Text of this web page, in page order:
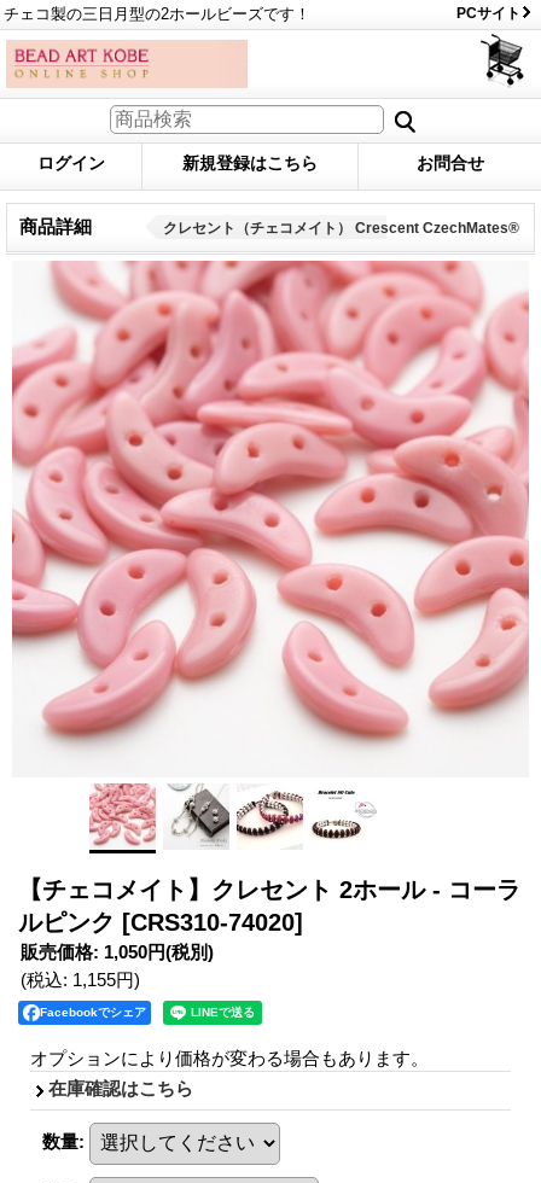
チェコ製の三日月型の2ホールビーズです！ PCサイト
ログイン 新規登録はこちら お問合せ
商品詳細 クレセント（チェコメイト） Crescent CzechMates®
【チェコメイト】クレセント 2ホール - コーラ
ルピンク [CRS310-74020]
販売価格: 1,050円(税別)
(税込: 1,155円)
Facebookでシェア
オプションにより価格が変わる場合もあります。
在庫確認はこちら
数量: